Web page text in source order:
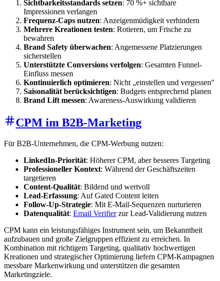
Sichtbarkeitsstandards setzen: 70 %+ sichtbare
Impressionen verlangen
Frequenz-Caps nutzen: Anzeigenmüdigkeit verhindern
Mehrere Kreationen testen: Rotieren, um Frische zu
bewahren
Brand Safety überwachen: Angemessene Platzierungen
sicherstellen
Unterstützte Conversions verfolgen: Gesamten Funnel-
Einfluss messen
Kontinuierlich optimieren: Nicht „einstellen und vergessen"
Saisonalität berücksichtigen: Budgets entsprechend planen
Brand Lift messen: Awareness-Auswirkung validieren
CPM im B2B-Marketing
Für B2B-Unternehmen, die CPM-Werbung nutzen:
LinkedIn-Priorität: Höherer CPM, aber besseres Targeting
Professioneller Kontext: Während der Geschäftszeiten
targetieren
Content-Qualität: Bildend und wertvoll
Lead-Erfassung: Auf Gated Content leiten
Follow-Up-Strategie: Mit E-Mail-Sequenzen nurturieren
Datenqualität: Email Verifierzur Lead-Validierung nutzen
CPM kann ein leistungsfähiges Instrument sein, um Bekanntheit
aufzubauen und große Zielgruppen effizient zu erreichen. In
Kombination mit richtigem Targeting, qualitativ hochwertigen
Kreationen und strategischer Optimierung liefern CPM-Kampagnen
messbare Markenwirkung und unterstützen die gesamten
Marketingziele.